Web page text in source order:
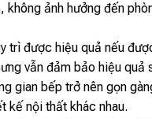
ảnh hưởng đến
trì được hiệu quả nếu
vẫn đảm bảo hiệu quả
gian bếp trở nên gọn
kế nội thất khác nhau.